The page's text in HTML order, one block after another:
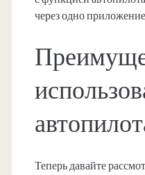
через одно
Теперь давайте